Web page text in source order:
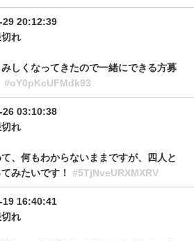
29 20:12:39
れ
しくなってきたので一緒にできる方募
#oY0pKcUFMdk93
26 03:10:38
れ
、何もわからないままですが、四人と
みたいです！ #5TjNveURXMXRV
19 16:40:41
れ